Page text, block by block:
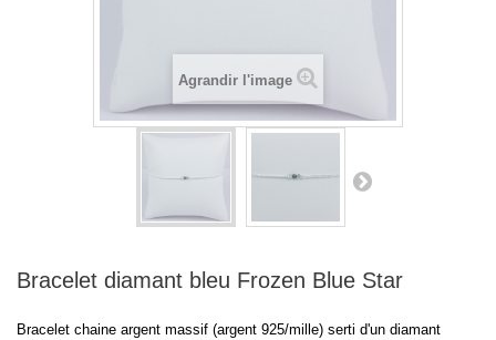
Agrandir l'image
Bracelet diamant bleu Frozen Blue Star
Bracelet chaine argent massif (argent 925/mille) serti d'un diamant